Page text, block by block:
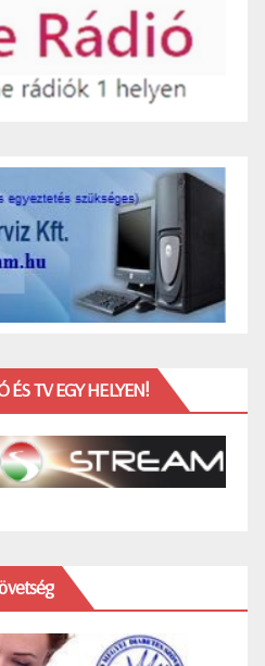
ÉS TV EGY HELYEN!